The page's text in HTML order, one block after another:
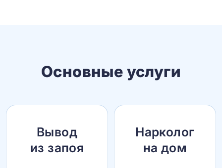
Основные услуги
Вывод
из запоя
Нарколог
на дом